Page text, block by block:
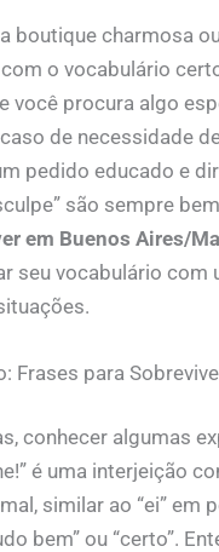
boutique charmosa
o vocabulário
você procura algo
de necessidade
pedido educado e
são sempre
em Buenos Aires/
seu vocabulário com
Frases para
conhecer algumas
é uma interjeição
similar ao “ei” em
bem” ou “certo”.